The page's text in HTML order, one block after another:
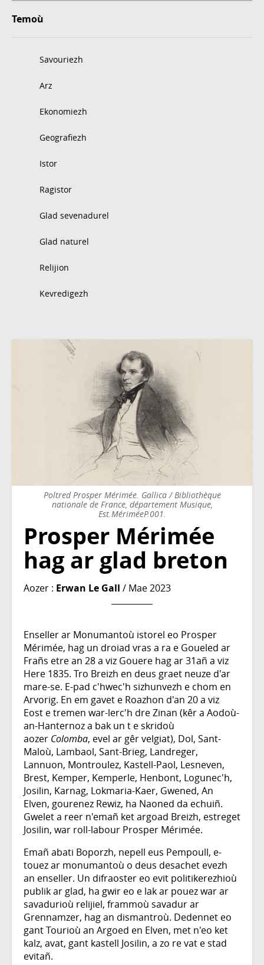
Temoù
Savouriezh
Arz
Ekonomiezh
Geografiezh
Istor
Ragistor
Glad sevenadurel
Glad naturel
Relijion
Kevredigezh
Poltred Prosper Mérimée. Gallica / Bibliothèque
nationale de France, département Musique,
Est.MériméeP.001.
Prosper Mérimée
hag ar glad breton
Aozer : Erwan Le Gall / Mae 2023
Enseller ar Monumantoù istorel eo Prosper
Mérimée, hag un droiad vras a ra e Goueled ar
Frañs etre an 28 a viz Gouere hag ar 31añ a viz
Here 1835. Tro Breizh en deus graet neuze d'ar
mare-se. E-pad c'hwec'h sizhunvezh e chom en
Arvorig. En em gavet e Roazhon d'an 20 a viz
Eost e tremen war-lerc'h dre Zinan (kêr a Aodoù-
an-Hanternoz a bak un t e skridoù
aozer Colomba, evel ar gêr velgiat), Dol, Sant-
Maloù, Lambaol, Sant-Brieg, Landreger,
Lannuon, Montroulez, Kastell-Paol, Lesneven,
Brest, Kemper, Kemperle, Henbont, Logunec'h,
Josilin, Karnag, Lokmaria-Kaer, Gwened, An
Elven, gourenez Rewiz, ha Naoned da echuiñ.
Gwelet a reer n'emañ ket argoad Breizh, estreget
Josilin, war roll-labour Prosper Mérimée.
Emañ abati Boporzh, nepell eus Pempoull, e-
touez ar monumantoù o deus desachet evezh
an enseller. Un difraoster eo evit politikerezhioù
publik ar glad, ha gwir eo e lak ar pouez war ar
savadurioù relijiel, frammoù savadur ar
Grennamzer, hag an dismantroù. Dedennet eo
gant Tourioù an Argoed en Elven, met n'eo ket
kalz, avat, gant kastell Josilin, a zo re vat e stad
evitañ.